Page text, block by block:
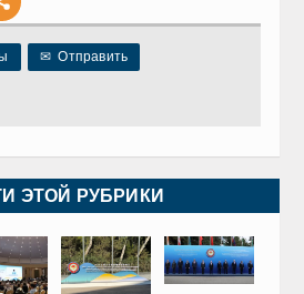
✉ Отправить
ЭТОЙ РУБРИКИ